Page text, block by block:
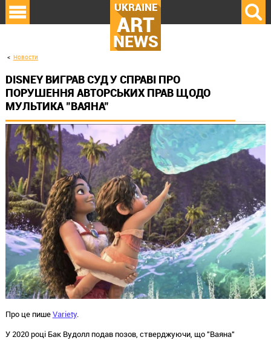
UKRAINE
ART
NEWS
Новости
DISNEY ВИГРАВ СУД У СПРАВІ ПРО
ПОРУШЕННЯ АВТОРСЬКИХ ПРАВ ЩОДО
МУЛЬТИКА "ВАЯНА"
Про це пишеVariety.
У 2020 році Бак Вудолл подав позов, стверджуючи, що "Ваяна"